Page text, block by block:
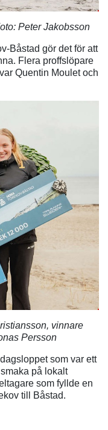
Peter Jakobsson
Båstad gör det för att
Flera proffslöpare
Quentin Moulet och
vinnare
Persson
som var ett
på lokalt
som fyllde en
till Båstad.